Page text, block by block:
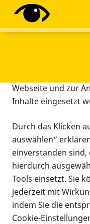
Infomaterial
Infomaterial
Diese Webseite
Tracking-Tools ein.
Webseite und zur
Inhalte eingesetzt
Durch das Klicken
auswählen“
einverstanden sind,
hierdurch
Tools einsetzt. Sie
jederzeit mit
indem Sie die
Cookie-